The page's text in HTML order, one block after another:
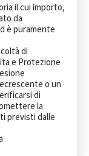
il cui importo,
da
è puramente
di
e Protezione
o un
di
la
previsti dalle